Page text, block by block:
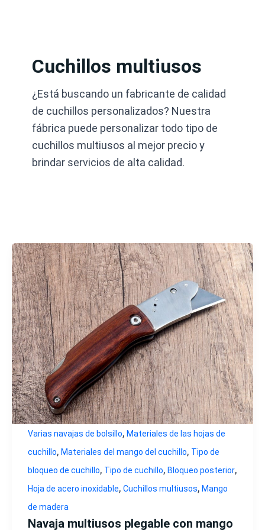
Cuchillos multiusos
¿Está buscando un fabricante de calidad
de cuchillos personalizados? Nuestra
fábrica puede personalizar todo tipo de
cuchillos multiusos al mejor precio y
brindar servicios de alta calidad.
Varias navajas de bolsillo, Materiales de las hojas de
cuchillo, Materiales del mango del cuchillo, Tipo de
bloqueo de cuchillo, Tipo de cuchillo, Bloqueo posterior,
Hoja de acero inoxidable, Cuchillos multiusos, Mango
de madera
Navaja multiusos plegable con mango